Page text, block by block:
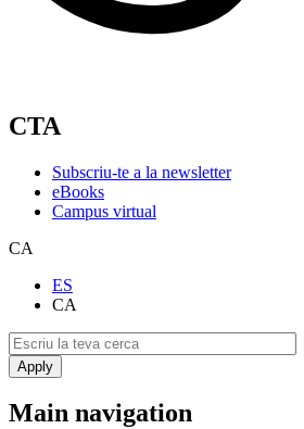
CTA
Subscriu-te a la newsletter
eBooks
Campus virtual
CA
ES
CA
Main navigation